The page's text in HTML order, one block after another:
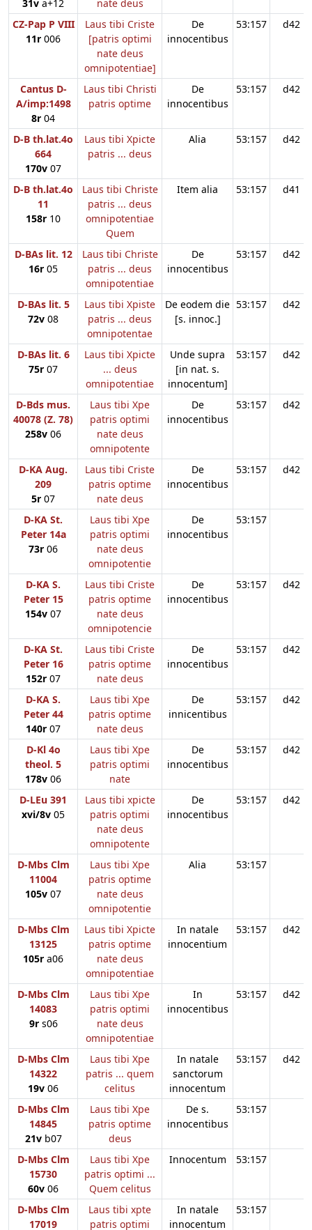
31v a+12
nate deus
CZ-Pap P VIII
11r 006
Laus tibi Criste
[patris optimi
nate deus
omnipotentiae]
De
innocentibus
53:157 d42
Cantus D-
A/imp:1498
8r 04
Laus tibi Christi
patris optime
De
innocentibus
53:157 d42
D-B th.lat.4o
664
170v 07
Laus tibi Xpicte
patris ... deus
Alia 53:157 d42
D-B th.lat.4o
11
158r 10
Laus tibi Christe
patris ... deus
omnipotentiae
Quem
Item alia 53:157 d41
D-BAs lit. 12
16r 05
Laus tibi Christe
patris ... deus
omnipotentiae
De
innocentibus
53:157 d42
D-BAs lit. 5
72v 08
Laus tibi Xpiste
patris ... deus
omnipotentae
De eodem die
[s. innoc.]
53:157 d42
D-BAs lit. 6
75r 07
Laus tibi Xpicte
... deus
omnipotentiae
Unde supra
[in nat. s.
innocentum]
53:157 d42
D-Bds mus.
40078 (Z. 78)
258v 06
Laus tibi Xpe
patris optimi
nate deus
omnipotente
De
innocentibus
53:157 d42
D-KA Aug.
209
5r 07
Laus tibi Criste
patris optime
nate deus
De
innocentibus
53:157 d42
D-KA St.
Peter 14a
73r 06
Laus tibi Xpe
patris optimi
nate deus
omnipotentie
De
innocentibus
53:157
D-KA S.
Peter 15
154v 07
Laus tibi Criste
patris optime
nate deus
omnipotencie
De
innocentibus
53:157 d42
D-KA St.
Peter 16
152r 07
Laus tibi Criste
patris optime
nate deus
De
innocentibus
53:157 d42
D-KA S.
Peter 44
140r 07
Laus tibi Xpe
patris optime
nate deus
De
innicentibus
53:157 d42
D-Kl 4o
theol. 5
178v 06
Laus tibi Xpe
patris optimi
nate
De
innocentibus
53:157 d42
D-LEu 391
xvi/8v 05
Laus tibi xpicte
patris optimi
nate deus
omnipotente
De
innocentibus
53:157 d42
D-Mbs Clm
11004
105v 07
Laus tibi Xpe
patris optime
nate deus
omnipotentie
Alia 53:157
D-Mbs Clm
13125
105r a06
Laus tibi Xpicte
patris optime
nate deus
omnipotentiae
In natale
innocentium
53:157 d42
D-Mbs Clm
14083
9rs06
Laus tibi Xpe
patris optimi
nate deus
omnipotentiae
In
innocentibus
53:157 d42
D-Mbs Clm
14322
19v 06
Laus tibi Xpe
patris ... quem
celitus
In natale
sanctorum
innocentum
53:157 d42
D-Mbs Clm
14845
21vb07
Laus tibi Xpe
patris optime
deus
De s.
innocentibus
53:157
D-Mbs Clm
15730
60v 06
Laus tibi Xpe
patris optimi ...
Quem celitus
Innocentum 53:157
D-Mbs Clm
17019
Laus tibi xpte
patris optimi
In natale
innocentum
53:157